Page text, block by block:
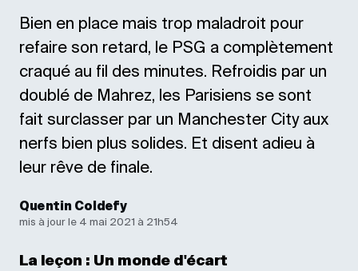
Bien en place mais trop maladroit pour
refaire son retard, le PSG a complètement
craqué au fil des minutes. Refroidis par un
doublé de Mahrez, les Parisiens se sont
fait surclasser par un Manchester City aux
nerfs bien plus solides. Et disent adieu à
leur rêve de finale.
Quentin Coldefy
mis à jour le 4 mai 2021 à 21h54
La leçon : Un monde d'écart